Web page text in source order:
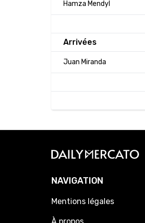
Hamza Mendyl
Arrivées
Juan Miranda
NAVIGATION
Mentions légales